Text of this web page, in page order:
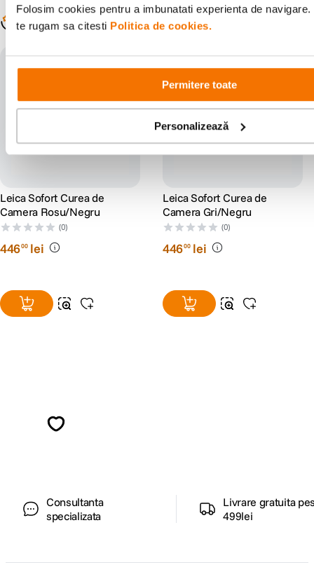
Folosim cookies pentru a imbunatati experienta de navigare.
te rugam sa citesti Politica de cookies.
Permitere toate
Personalizează
Populare în aceeași categorie
Leica Sofort Curea de
Camera Rosu/Negru
(0)
44600 lei
Leica Sofort Curea de
Camera Gri/Negru
(0)
44600 lei
Consultanta
specializata
Livrare gratuita
499lei